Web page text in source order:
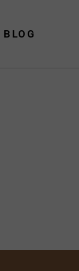
BLOG